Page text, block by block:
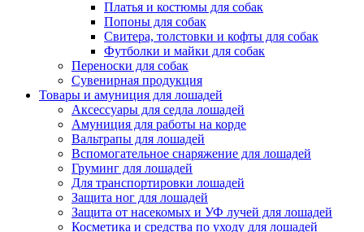
Платья и костюмы для собак
Попоны для собак
Свитера, толстовки и кофты для собак
Футболки и майки для собак
Переноски для собак
Сувенирная продукция
Товары и амуниция для лошадей
Аксессуары для седла лошадей
Амуниция для работы на корде
Вальтрапы для лошадей
Вспомогательное снаряжение для лошадей
Груминг для лошадей
Для транспортировки лошадей
Защита ног для лошадей
Защита от насекомых и УФ лучей для лошадей
Косметика и средства по уходу для лошадей